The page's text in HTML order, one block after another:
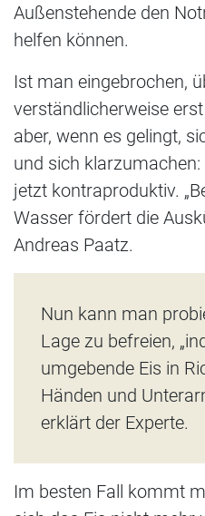
Außenstehende den
helfen können.
Ist man eingebrochen,
verständlicherweise
aber, wenn es gelingt,
und sich
jetzt kontraproduktiv.
Wasser fördert die
Andreas Paatz.
Nun kann man
Lage zu befreien,
umgebende Eis in
Händen und
erklärt der Experte.
Im besten Fall kommt